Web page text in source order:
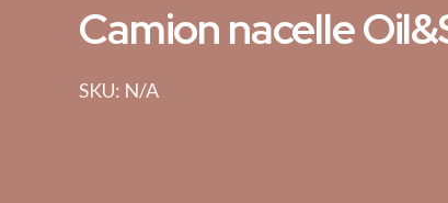
Camion nacelle
SKU: N/A